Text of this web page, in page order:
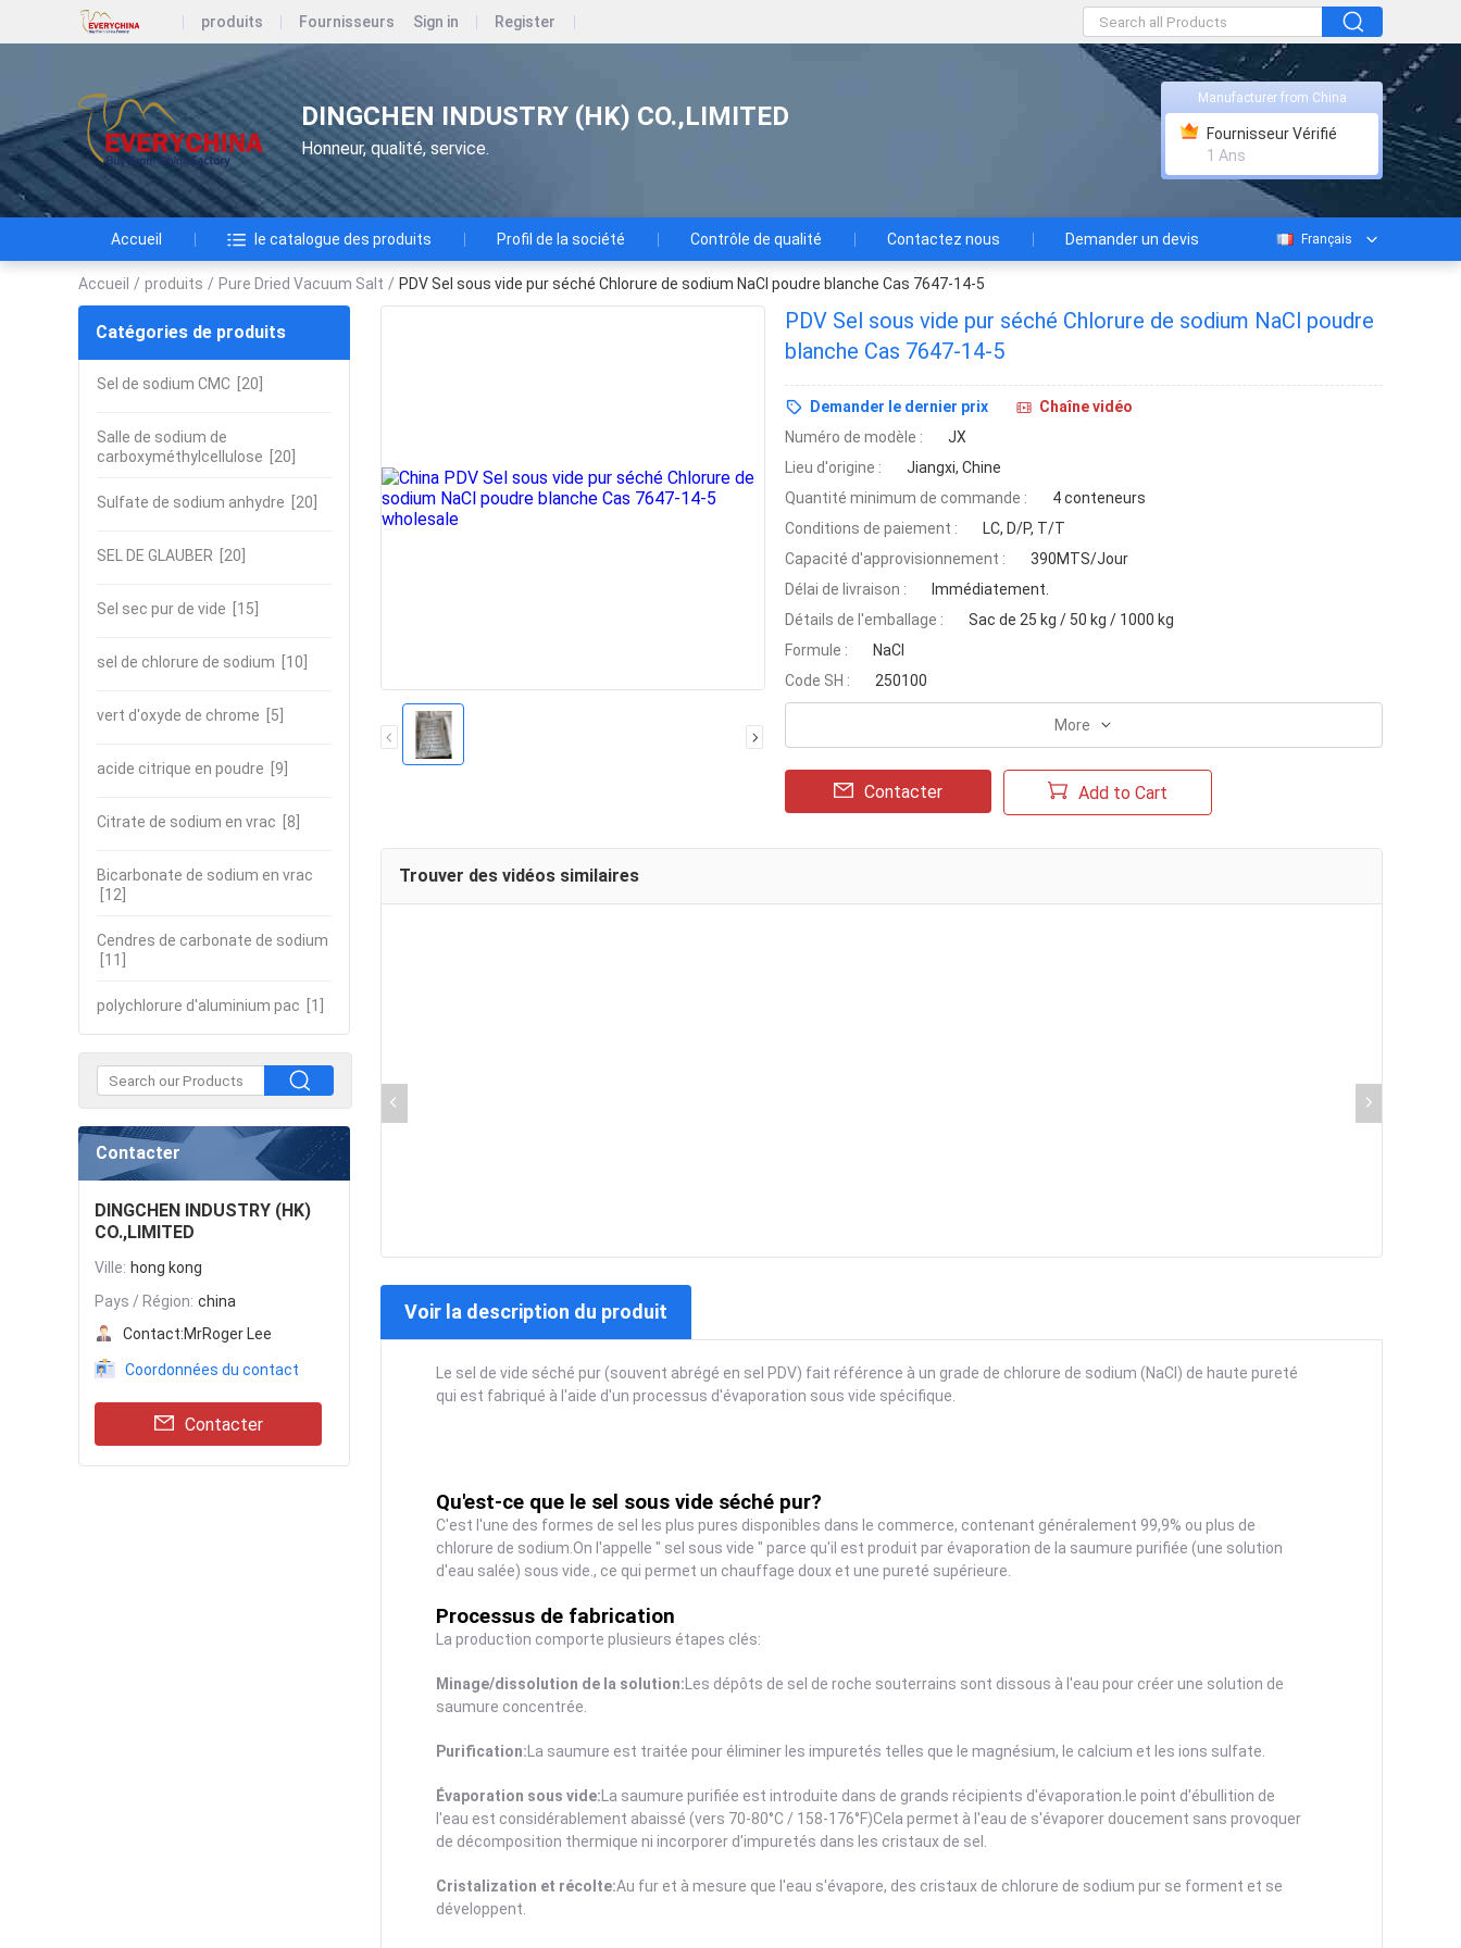
produits Fournisseurs Sign in Register
DINGCHEN INDUSTRY (HK) CO.,LIMITED
Honneur, qualité, service.
Manufacturer from China
Fournisseur Vérifié
1 Ans
Accueil le catalogue des produits Profil de la société Contrôle de qualité Contactez nous Demander un devis Français
Accueil / produits / Pure Dried Vacuum Salt / PDV Sel sous vide pur séché Chlorure de sodium NaCl poudre blanche Cas 7647-14-5
Catégories de produits
Sel de sodium CMC [20]
Salle de sodium de
carboxyméthylcellulose [20]
Sulfate de sodium anhydre [20]
SEL DE GLAUBER [20]
Sel sec pur de vide [15]
sel de chlorure de sodium [10]
vert d'oxyde de chrome [5]
acide citrique en poudre [9]
Citrate de sodium en vrac [8]
Bicarbonate de sodium en vrac
[12]
Cendres de carbonate de sodium
[11]
polychlorure d'aluminium pac [1]
Contacter
DINGCHEN INDUSTRY (HK)
CO.,LIMITED
Ville: hong kong
Pays / Région: china
Contact:MrRoger Lee
Coordonnées du contact
Contacter
PDV Sel sous vide pur séché Chlorure de sodium NaCl poudre
blanche Cas 7647-14-5
Demander le dernier prix
Chaîne vidéo
Numéro de modèle :
JX
Lieu d'origine :
Jiangxi, Chine
Quantité minimum de commande :
4 conteneurs
Conditions de paiement :
LC, D/P, T/T
Capacité d'approvisionnement :
390MTS/Jour
Délai de livraison :
Immédiatement.
Détails de l'emballage :
Sac de 25 kg / 50 kg / 1000 kg
Formule :
NaCl
Code SH :
250100
More
Contacter Add to Cart
Trouver des vidéos similaires
Voir la description du produit
Le sel de vide séché pur (souvent abrégé en sel PDV) fait référence à un grade de chlorure de sodium (NaCl) de haute pureté
qui est fabriqué à l'aide d'un processus d'évaporation sous vide spécifique.
Qu'est-ce que le sel sous vide séché pur?
C'est l'une des formes de sel les plus pures disponibles dans le commerce, contenant généralement 99,9% ou plus de
chlorure de sodium.On l'appelle " sel sous vide " parce qu'il est produit par évaporation de la saumure purifiée (une solution
d'eau salée) sous vide., ce qui permet un chauffage doux et une pureté supérieure.
Processus de fabrication
La production comporte plusieurs étapes clés:
Minage/dissolution de la solution: Les dépôts de sel de roche souterrains sont dissous à l'eau pour créer une solution de
saumure concentrée.
Purification: La saumure est traitée pour éliminer les impuretés telles que le magnésium, le calcium et les ions sulfate.
Évaporation sous vide: La saumure purifiée est introduite dans de grands récipients d'évaporation.le point d'ébullition de
l'eau est considérablement abaissé (vers 70-80°C / 158-176°F)Cela permet à l'eau de s'évaporer doucement sans provoquer
de décomposition thermique ni incorporer d'impuretés dans les cristaux de sel.
Cristalization et récolte:Au fur et à mesure que l'eau s'évapore, des cristaux de chlorure de sodium pur se forment et se
développent.